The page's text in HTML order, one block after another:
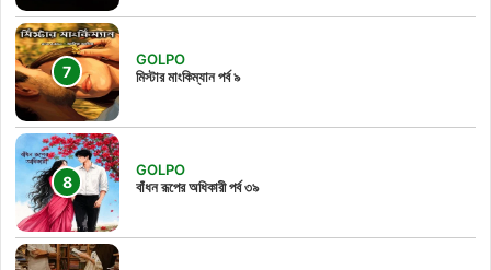
GOLPO
মিস্টার মাংকিম্যান পর্ব ৯
GOLPO
বাঁধন রূপের অধিকারী পর্ব ৩৯